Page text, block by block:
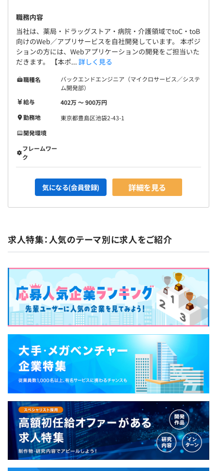
職務内容
当社は、薬局・ドラッグストア・病院・介護領域でtoC・toB
向けのWeb／アプリサービスを自社開発しています。 本ポジ
ションの方には、Webアプリケーションの開発をご担当いた
だきます。 【本ポ... 詳しく見る
職種名
バックエンドエンジニア（マイクロサービス／システ
ム開発部）
給与
402万 〜 900万円
勤務地
東京都豊島区池袋2-43-1
開発環境
フレームワー
ク
気になる(会員登録) 詳細を見る
求人特集：人気のテーマ別に求人をご紹介